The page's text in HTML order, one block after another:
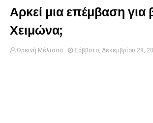
Αρκεί μια επέμβαση για
Χειμώνα;
Ορεινή Μέλισσα Σάββατο, Δεκεμβρίου 28,